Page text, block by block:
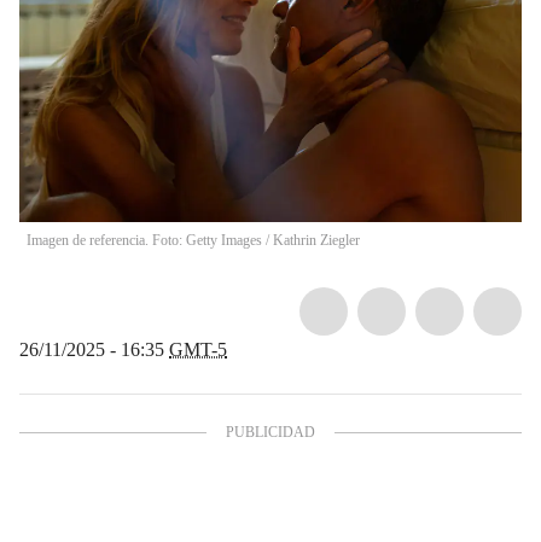
Imagen de referencia. Foto: Getty Images / Kathrin Ziegler
26/11/2025 - 16:35 GMT-5